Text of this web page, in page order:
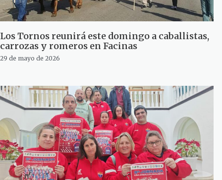
Los Tornos reunirá este domingo a caballistas,
carrozas y romeros en Facinas
29 de mayo de 2026